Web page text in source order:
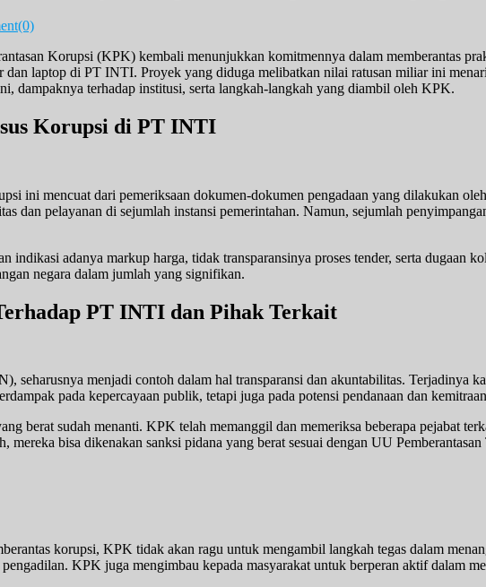
Korupsi (KPK) kembali menunjukkan komitmennya dalam memberantas
dan laptop di PT INTI. Proyek yang diduga melibatkan nilai ratusan miliar ini
dampaknya terhadap institusi, serta langkah-langkah yang diambil oleh KPK.
Korupsi di PT INTI
ini mencuat dari pemeriksaan dokumen-dokumen pengadaan yang dilakukan
dan pelayanan di sejumlah instansi pemerintahan. Namun, sejumlah
indikasi adanya markup harga, tidak transparansinya proses tender, serta dugaan
negara dalam jumlah yang signifikan.
PT INTI dan Pihak Terkait
menjadi contoh dalam hal transparansi dan akuntabilitas. Terjadinya
pada kepercayaan publik, tetapi juga pada potensi pendanaan dan
berat sudah menanti. KPK telah memanggil dan memeriksa beberapa pejabat
mereka bisa dikenakan sanksi pidana yang berat sesuai dengan UU
korupsi, KPK tidak akan ragu untuk mengambil langkah tegas dalam
KPK juga mengimbau kepada masyarakat untuk berperan aktif dalam